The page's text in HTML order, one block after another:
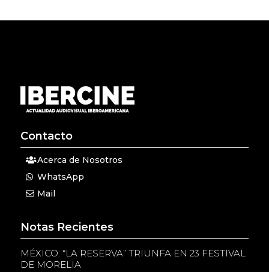
Contacto
Acerca de Nosotros
WhatsApp
Mail
Notas Recientes
MÉXICO: “LA RESERVA” TRIUNFA EN 23 FESTIVAL
DE MORELIA